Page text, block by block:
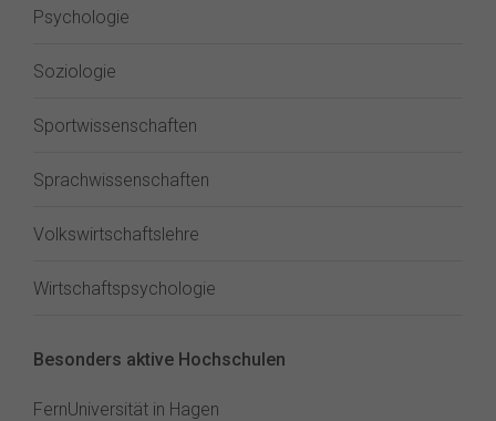
Psychologie
Soziologie
Sportwissenschaften
Sprachwissenschaften
Volkswirtschaftslehre
Wirtschaftspsychologie
Besonders aktive Hochschulen
FernUniversität in Hagen